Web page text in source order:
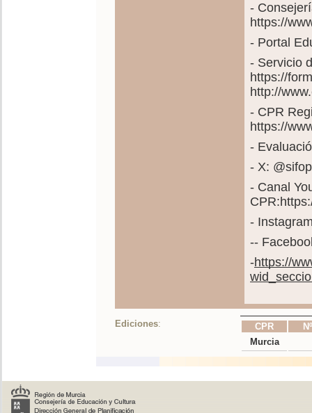
-
https://
- Portal
- Servicio
https://
http://
- CPR
https://
-
- X:
- Canal
-
--
-https://
Ediciones: CPR
Murcia